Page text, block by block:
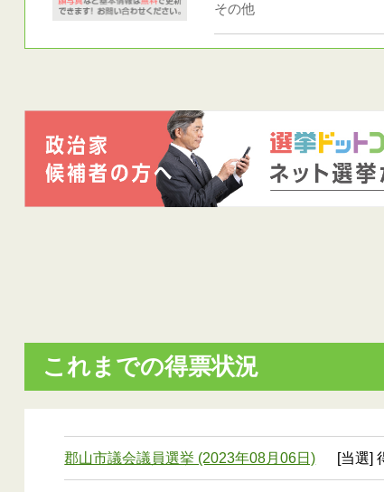
その他
これまでの得票状況
郡山市議会議員選挙 (2023年08月06日) [当選]